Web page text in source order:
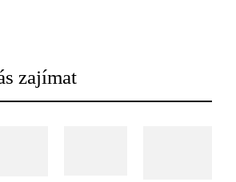
zajímat